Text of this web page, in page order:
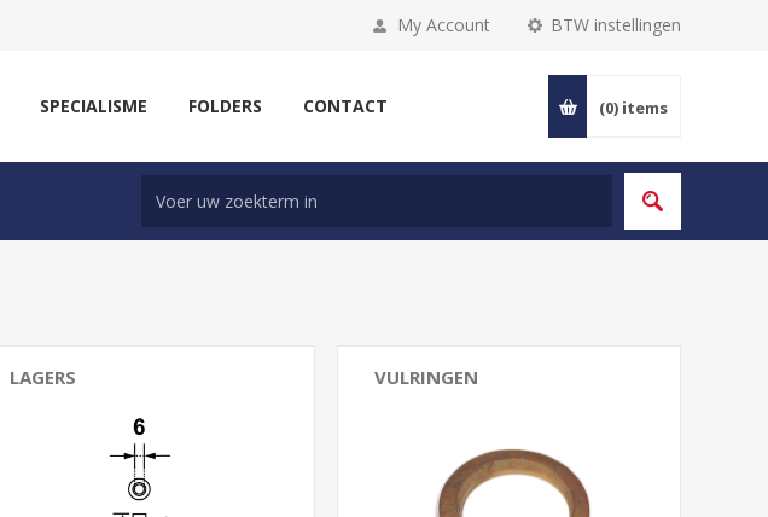
BTW instellingen
My Account
SPECIALISME FOLDERS CONTACT (0) items
LAGERS VULRINGEN